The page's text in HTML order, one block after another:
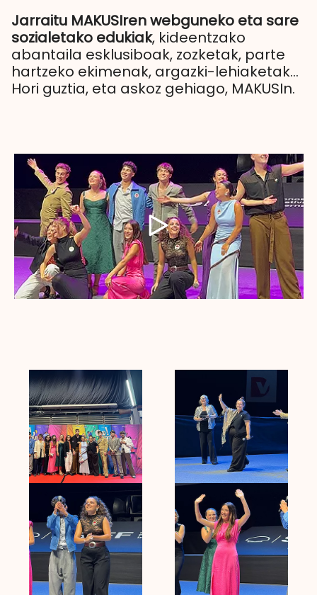
Jarraitu MAKUSIren webguneko eta sare
sozialetako edukiak, kideentzako
abantaila esklusiboak, zozketak, parte
hartzeko ekimenak, argazki-lehiaketak...
Hori guztia, eta askoz gehiago, MAKUSIn.